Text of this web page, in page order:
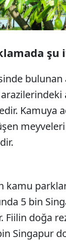
Kamuya
kamu
5 bin
Fiilin doğa
Singapur